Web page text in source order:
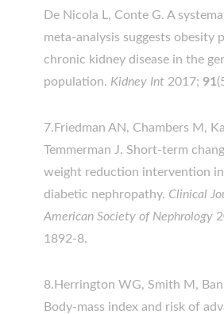
De Nicola L, Conte G. A
meta-analysis suggests obesity
chronic kidney disease in the
population. Kidney Int 2017; 91
7.Friedman AN, Chambers M,
Temmerman J. Short-term
weight reduction intervention in
diabetic nephropathy. Clinical
American Society of Nephrology
1892-8.
8.Herrington WG, Smith M,
Body-mass index and risk of